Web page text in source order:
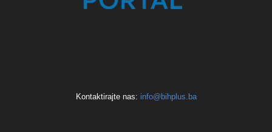
Kontaktirajte nas: info@bihplus.ba